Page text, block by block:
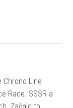
Chrono Line
Race. SSSR a